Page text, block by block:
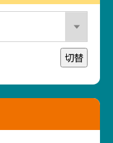
切替